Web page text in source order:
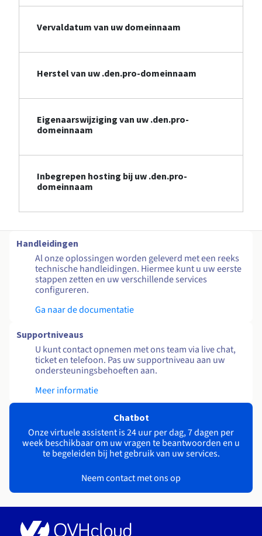
Vervaldatum van uw domeinnaam
Herstel van uw .den.pro-domeinnaam
Eigenaarswijziging van uw .den.pro-
domeinnaam
Inbegrepen hosting bij uw .den.pro-
domeinnaam
Handleidingen
Al onze oplossingen worden geleverd met een reeks
technische handleidingen. Hiermee kunt u uw eerste
stappen zetten en uw verschillende services
configureren.
Ga naar de documentatie
Supportniveaus
U kunt contact opnemen met ons team via live chat,
ticket en telefoon. Pas uw supportniveau aan uw
ondersteuningsbehoeften aan.
Meer informatie
Chatbot
Onze virtuele assistent is 24 uur per dag, 7 dagen per
week beschikbaar om uw vragen te beantwoorden en u
te begeleiden bij het gebruik van uw services.
Neem contact met ons op